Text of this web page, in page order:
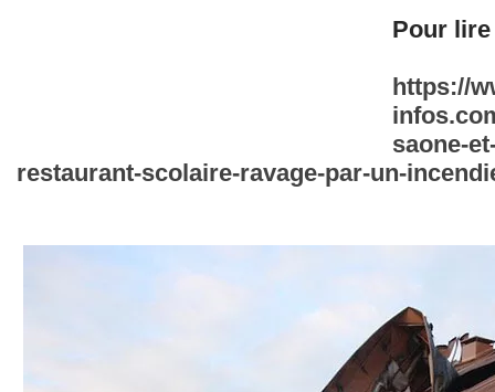
Pour
https://
saone-
restaurant-scolaire-ravage-par-un-